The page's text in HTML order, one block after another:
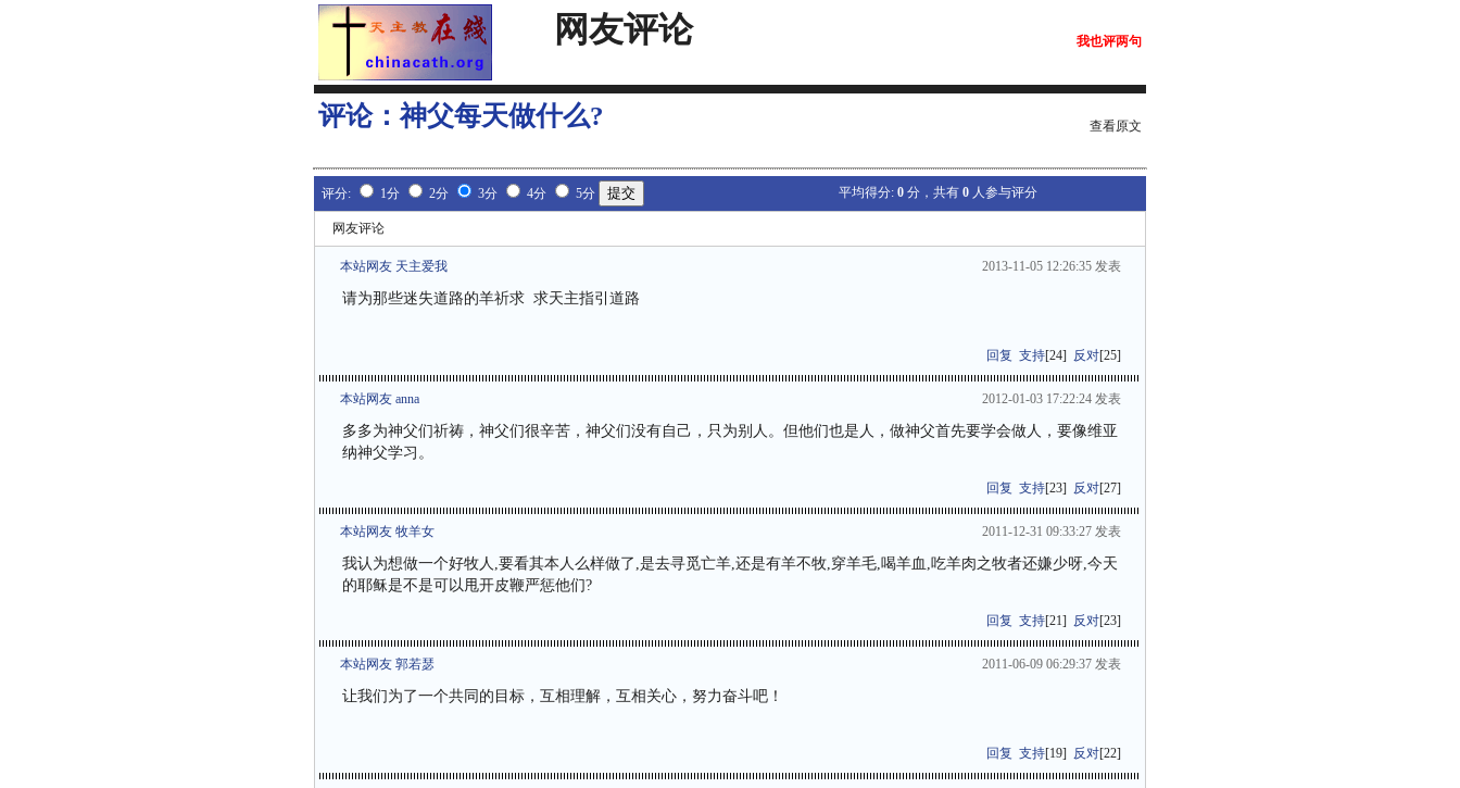
网友评论 我也评两句
评论：神父每天做什么? 查看原文
评分: 1分 2分 3分 4分 5分 平均得分: 0 分，共有 0 人参与评分
网友评论
本站网友 天主爱我 2013-11-05 12:26:35 发表
请为那些迷失道路的羊祈求 求天主指引道路
回复 支持[24] 反对[25]
本站网友 anna 2012-01-03 17:22:24 发表
多多为神父们祈祷，神父们很辛苦，神父们没有自己，只为别人。但他们也是人，做神父首先要学会做人，要像维亚
纳神父学习。
回复 支持[23] 反对[27]
本站网友 牧羊女 2011-12-31 09:33:27 发表
我认为想做一个好牧人,要看其本人么样做了,是去寻觅亡羊,还是有羊不牧,穿羊毛,喝羊血,吃羊肉之牧者还嫌少呀,今天
的耶稣是不是可以甩开皮鞭严惩他们?
回复 支持[21] 反对[23]
本站网友 郭若瑟 2011-06-09 06:29:37 发表
让我们为了一个共同的目标，互相理解，互相关心，努力奋斗吧！
回复 支持[19] 反对[22]